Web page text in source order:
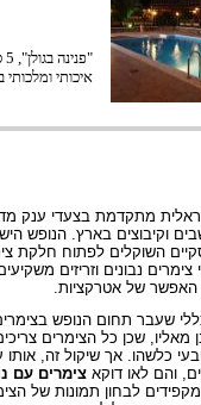
איכותי ומלכותי
מתקדמת בצעדי ענק
וקיבוצים בארץ. הנופש
השוקלים לפתוח חלקת
צימרים נבונים וזריזים
האפשר של אטרקציות.
שעבר תחום הנופש
מאליו, שכן כל הצימרים
כלשהו. אך שיקול זה,
והם לאו דוקאצימרים עם
לבחון תמונות של